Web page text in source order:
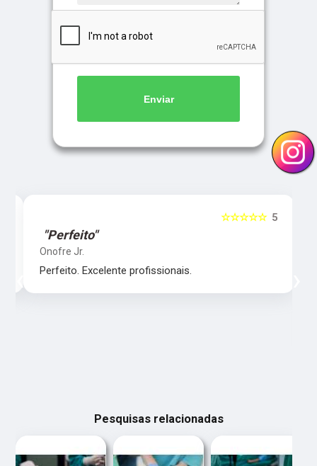
Enviar
5
☆☆☆☆☆
"Perfeito"
Onofre Jr.
Perfeito. Excelente profissionais.
‹
Pesquisas relacionadas